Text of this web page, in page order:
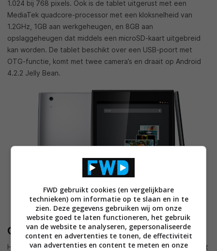
1.024 bij 768 pixels. Ook is de tablet uitgerust met een
MediaTek quadcore-processor met een kloksnelheid van
1.2GHz, 1GB aan werkgeheugen, en 8GB aan
opslaggeheugen dat middels een microSD-kaart uitgebreid
kan worden. De tablet beschikt over een USB-poort met
OTG-functie, komt met twee camera’s en draait op Android
4.2.2 Jelly Bean.
Gigaset QV1030
Het meest interessante en aantrekkelijke model is de Gigaset
FWD gebruikt cookies (en vergelijkbare
technieken) om informatie op te slaan en in te
zien. Deze gegevens gebruiken wij om onze
website goed te laten functioneren, het gebruik
van de website te analyseren, gepersonaliseerde
content en advertenties te tonen, de effectiviteit
van advertenties en content te meten en onze